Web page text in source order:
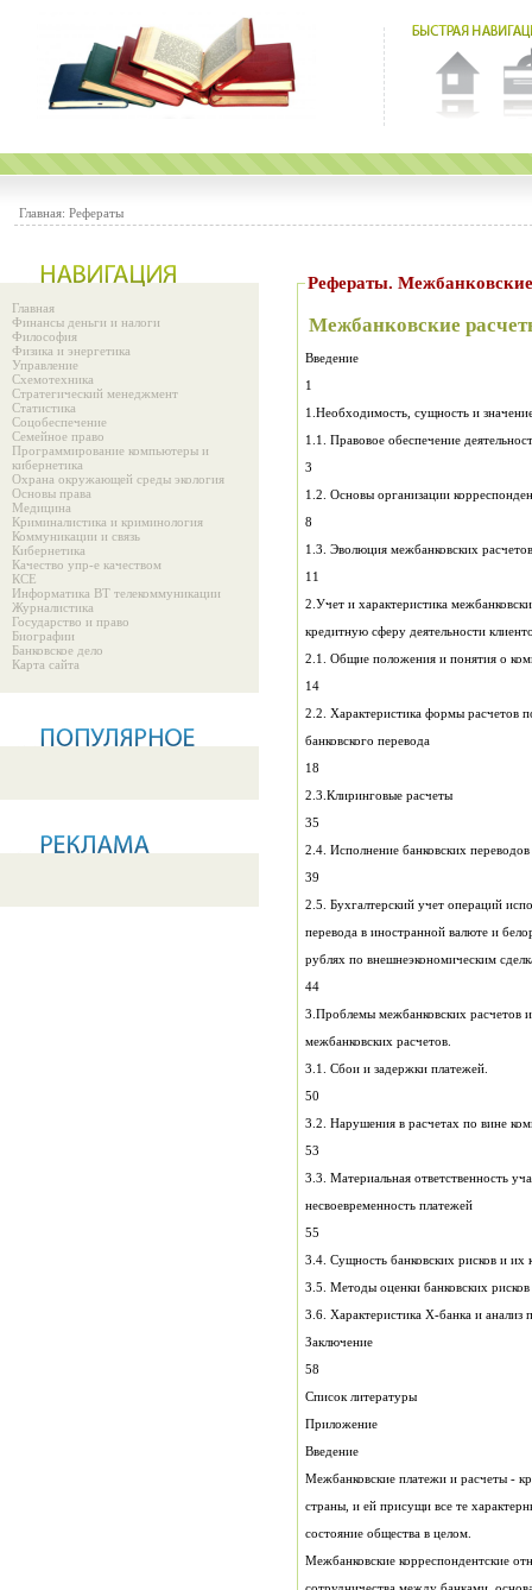
Главная: Рефераты
Главная
Финансы деньги и налоги
Философия
Физика и энергетика
Управление
Схемотехника
Стратегический менеджмент
Статистика
Соцобеспечение
Семейное право
Программирование компьютеры и
кибернетика
Охрана окружающей среды экология
Основы права
Медицина
Криминалистика и криминология
Коммуникации и связь
Кибернетика
Качество упр-е качеством
КСЕ
Информатика ВТ телекоммуникации
Журналистика
Государство и право
Биографии
Банковское дело
Карта сайта
Рефераты.
Межбанковские
Введение
1
1.Необходимость, сущность и
1.1. Правовое обеспечение
3
1.2. Основы организации
8
1.3. Эволюция межбанковских расчетов
11
кредитную сферу деятельности
14
2.2. Характеристика формы расчетов
банковского перевода
18
2.3.Клиринговые расчеты
35
39
2.5. Бухгалтерский учет операций
перевода в иностранной валюте и
44
межбанковских расчетов.
3.1. Сбои и задержки платежей.
50
53
несвоевременность платежей
55
3.5. Методы оценки банковских рисков
Заключение
58
Список литературы
Приложение
Введение
состояние общества в целом.